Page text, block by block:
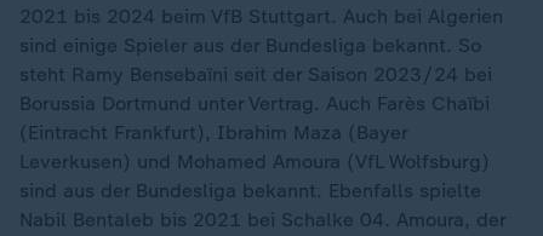
2021 bis 2024 beim VfB Stuttgart. Auch bei Algerien
sind einige Spieler aus der Bundesliga bekannt. So
steht Ramy Bensebaïni seit der Saison 2023/24 bei
Borussia Dortmund unter Vertrag. Auch Farès Chaïbi
(Eintracht Frankfurt), Ibrahim Maza (Bayer
Leverkusen) und Mohamed Amoura (VfL Wolfsburg)
sind aus der Bundesliga bekannt. Ebenfalls spielte
Nabil Bentaleb bis 2021 bei Schalke 04. Amoura, der